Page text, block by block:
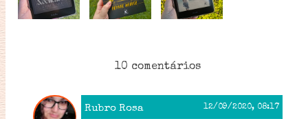
10 comentários
Rubro Rosa 12/09/2020, 08:17